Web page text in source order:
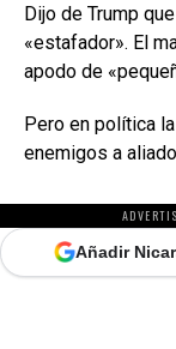
Dijo de Trump
«estafador». El
apodo de
Pero en política
enemigos a
Añadir